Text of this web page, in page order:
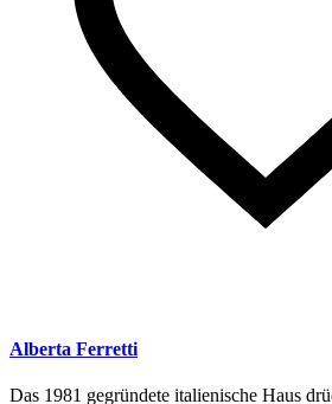
Alberta Ferretti
Das 1981 gegründete italienische Haus